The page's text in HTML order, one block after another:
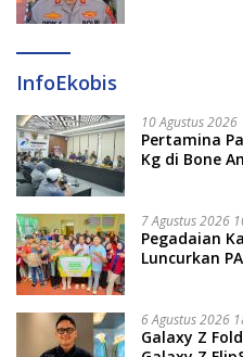
InfoEkobis
10 Agustus 2026
Pertamina
Kg di Bone
7 Agustus 2026
Pegadaian
Luncurkan
6 Agustus 2026
Galaxy Z